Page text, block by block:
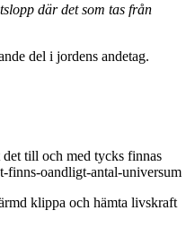
där det som tas från
del i jordens andetag.
till och med tycks finnas
finns-oandligt-antal-universum
klippa och hämta livskraft